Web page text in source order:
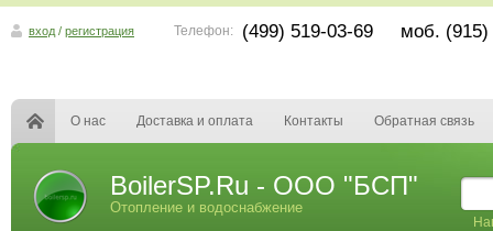
вход / регистрация Телефон: (499) 519-03-69 моб. (915)
О нас Доставка и оплата Контакты Обратная связь
BoilerSP.Ru - ООО "БСП"
Отопление и водоснабжение